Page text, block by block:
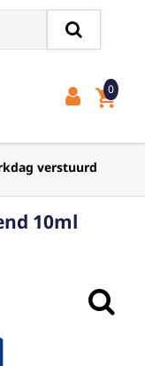
shopping_cart
0
verstuurd
10ml